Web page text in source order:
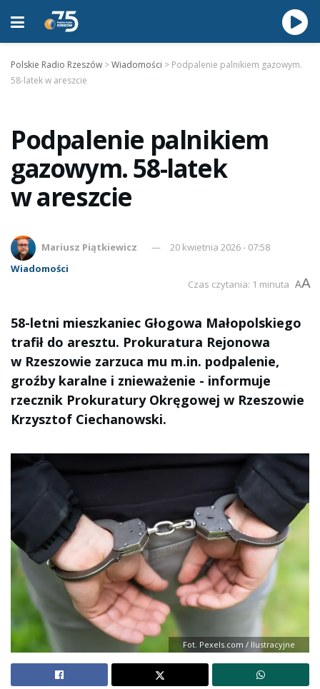
Polskie Radio Rzeszów >Wiadomości > Podpalenie palnikiem gazowym.
58-latek w areszcie
Podpalenie palnikiem
gazowym. 58-latek
w areszcie
Mariusz Piątkiewicz
20 kwietnia 2026 - 07:58
Wiadomości
Czas czytania: 1 minuta AA
58-letni mieszkaniec Głogowa Małopolskiego
trafił do aresztu. Prokuratura Rejonowa
w Rzeszowie zarzuca mu m.in. podpalenie,
groźby karalne i znieważenie - informuje
rzecznik Prokuratury Okręgowej w Rzeszowie
Krzysztof Ciechanowski.
Fot. Pexels.com / Ilustracyjne